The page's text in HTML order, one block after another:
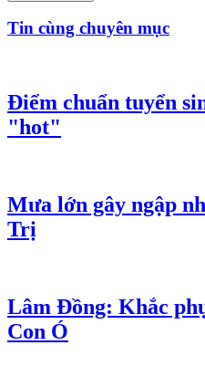
Tin cùng chuyên mục
Điểm chuẩn tuyển
"hot"
Mưa lớn gây ngập
Trị
Lâm Đồng: Khắc
Con Ó